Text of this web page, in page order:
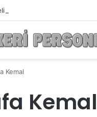
Güncel Haber ve Bilgi Sitesi.
Kemal
Kemal